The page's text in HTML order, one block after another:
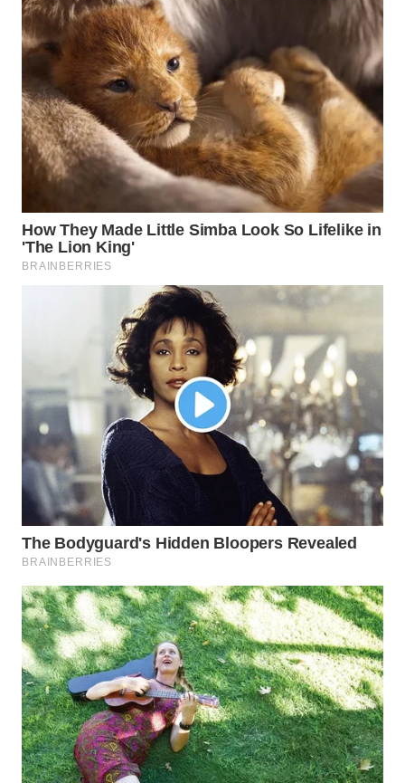
WN
CIANJUR
WN
KEPULAUAN
SERIBU
TANGERANG
WN
WN
INDRAMAYU
WN
KUNINGAN
WN
MAJALENGKA
WN
SUBANG
WN
SUKABUMI
WN
PURWAKARTA